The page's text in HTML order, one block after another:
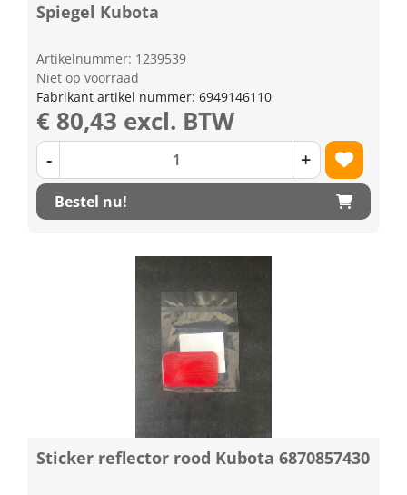
Spiegel Kubota
Artikelnummer: 1239539
Niet op voorraad
Fabrikant artikel nummer: 6949146110
€ 80,43 excl. BTW
- +
Bestel nu!
Sticker reflector rood Kubota 6870857430